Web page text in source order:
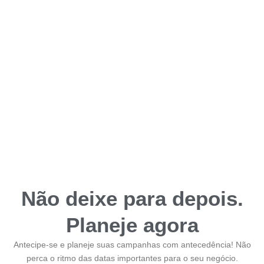
Não deixe para depois.
Planeje agora
Antecipe-se e planeje suas campanhas com antecedência! Não
perca o ritmo das datas importantes para o seu negócio.